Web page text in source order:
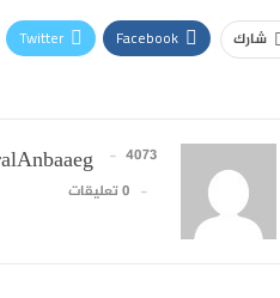
شارك Facebook
Twitter
4073 المشاركات
0 تعليقات
الكهربائية…